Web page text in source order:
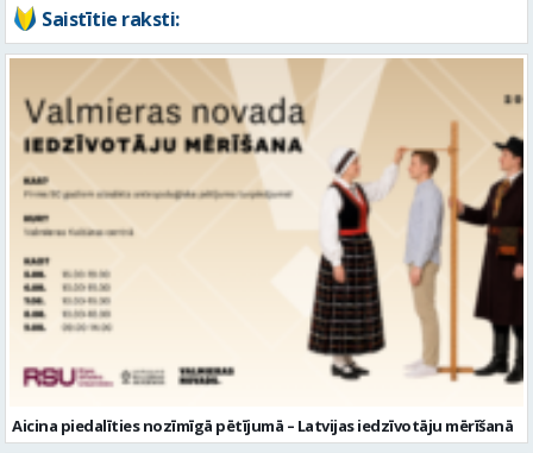
Aicina piedalīties nozīmīgā pētījumā – Latvijas iedzīvotāju mērīšanā